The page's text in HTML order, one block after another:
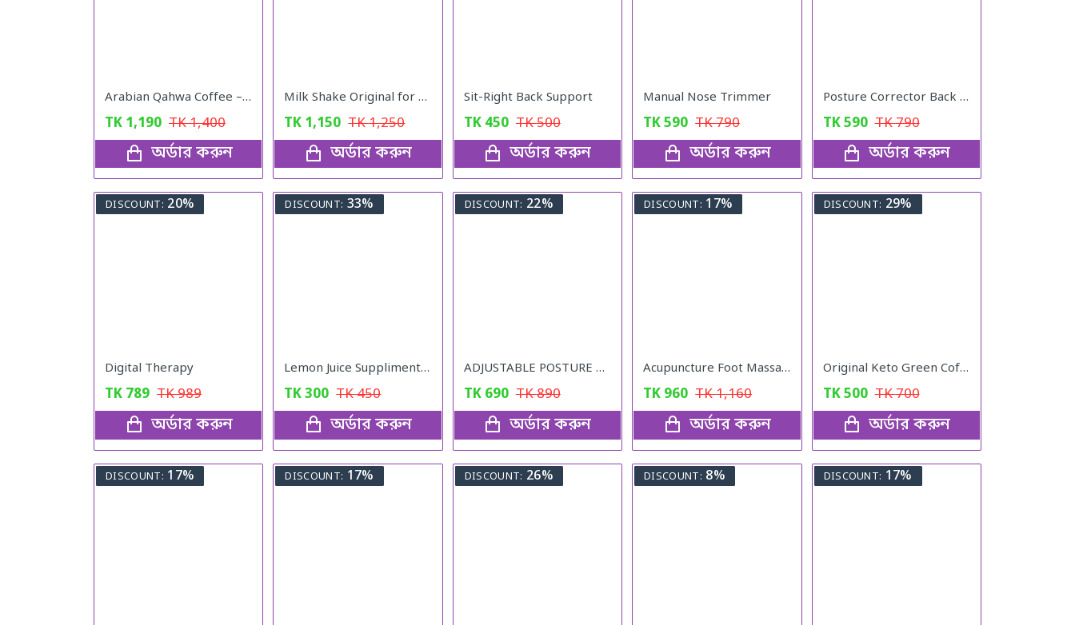
Arabian Qahwa Coffee – অরিজিনাল আরবীয় কফি
TK 1,190 TK1,400
অর্ডার করুন
Milk Shake Original for Healthy Weight
TK 1,150 TK1,250
অর্ডার করুন
Sit-Right Back Support
TK 450 TK500
অর্ডার করুন
Manual Nose Trimmer
TK590 TK790
অর্ডার করুন
Posture Corrector Back Adjustable Posture
TK590 TK790
অর্ডার করুন
DISCOUNT: 20%
Digital Therapy
TK 789 TK989
অর্ডার করুন
DISCOUNT: 33%
Lemon Juice Suppliment Weight Loss Lemon Juice 120g
TK300 TK450
অর্ডার করুন
DISCOUNT: 22%
ADJUSTABLE POSTURE Back Support Belt (UNISEX)
TK 690 TK890
অর্ডার করুন
DISCOUNT: 17%
Acupuncture Foot Massager
TK 960 TK1,160
অর্ডার করুন
DISCOUNT: 29%
Original Keto Green Coffee weight loss
TK500 TK700
অর্ডার করুন
DISCOUNT: 17% DISCOUNT: 17% DISCOUNT: 26% DISCOUNT: 8% DISCOUNT: 17%